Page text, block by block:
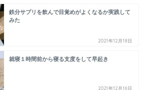
鉄分サプリを飲んで目覚めがよくなるか実践して
みた
2021年12月18日
就寝１時間前から寝る支度をして早起き
2021年12月16日